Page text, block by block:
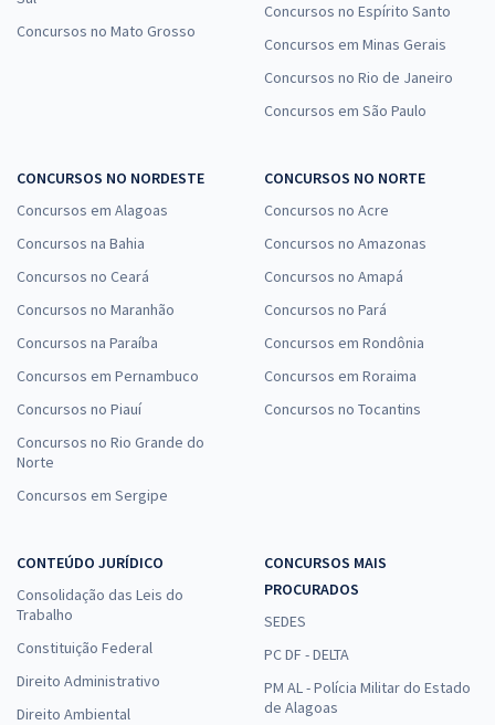
Concursos no Mato Grosso
Concursos no Espírito Santo
Concursos em Minas Gerais
Concursos no Rio de Janeiro
Concursos em São Paulo
CONCURSOS NO NORDESTE
Concursos em Alagoas
Concursos na Bahia
Concursos no Ceará
Concursos no Maranhão
Concursos na Paraíba
Concursos em Pernambuco
Concursos no Piauí
Concursos no Rio Grande do
Norte
Concursos em Sergipe
CONCURSOS NO NORTE
Concursos no Acre
Concursos no Amazonas
Concursos no Amapá
Concursos no Pará
Concursos em Rondônia
Concursos em Roraima
Concursos no Tocantins
CONTEÚDO JURÍDICO
Consolidação das Leis do
Trabalho
Constituição Federal
Direito Administrativo
Direito Ambiental
CONCURSOS MAIS
PROCURADOS
SEDES
PC DF - DELTA
PM AL - Polícia Militar do Estado
de Alagoas